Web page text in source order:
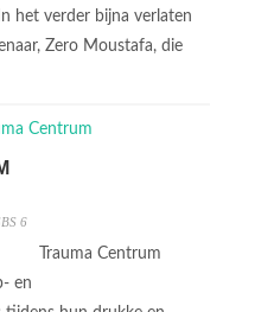
het verder bijna verlaten
Zero Moustafa, die
6
Trauma Centrum
en